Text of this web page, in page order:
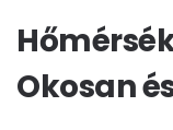
Okosan